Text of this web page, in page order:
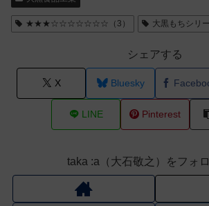
★★★☆☆☆☆☆☆☆（3） 大黒もちシリ
シェアする
X Bluesky
LINE Pinterest
taka :a（大石敬之）をフォ